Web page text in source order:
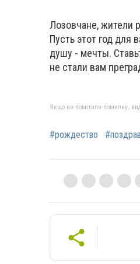
Лозовчане, жители
Пусть этот год для
душу - мечты.
не стали вам
Якщо ви помітили помилку,
#рождество